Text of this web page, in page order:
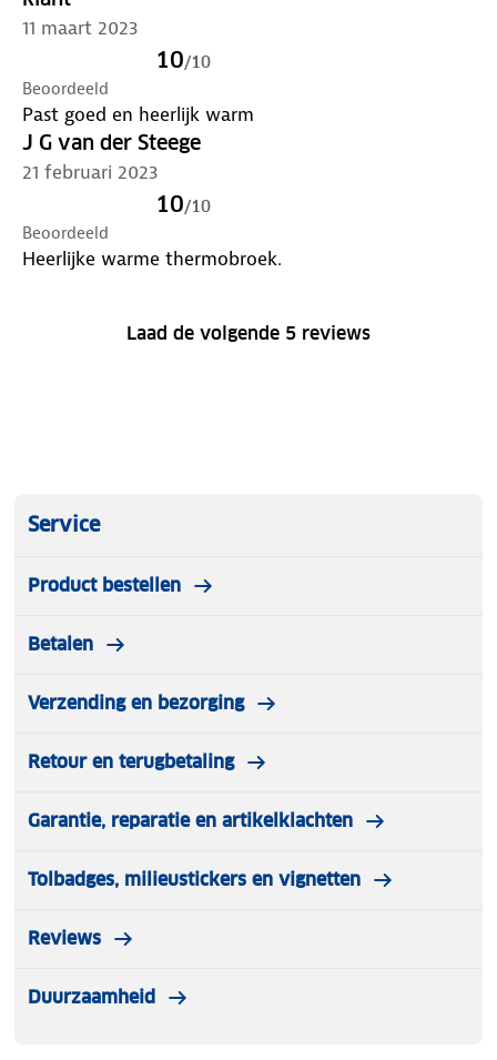
11 maart 2023
10/10
Beoordeeld
Past goed en heerlijk warm
J G van der Steege
21 februari 2023
10/10
Beoordeeld
Heerlijke warme thermobroek.
Laad de volgende 5 reviews
Service
Product bestellen
Betalen
Verzending en bezorging
Retour en terugbetaling
Garantie, reparatie en artikelklachten
Tolbadges, milieustickers en vignetten
Reviews
Duurzaamheid